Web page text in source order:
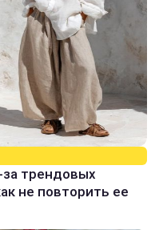
трендовых
не повторить ее